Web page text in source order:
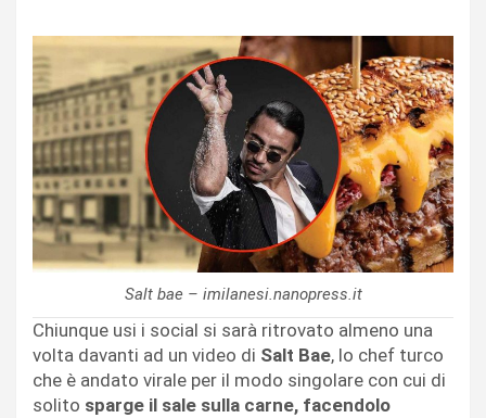
Salt bae – imilanesi.nanopress.it
Chiunque usi i social si sarà ritrovato almeno una
volta davanti ad un video di Salt Bae, lo chef turco
che è andato virale per il modo singolare con cui di
solito sparge il sale sulla carne, facendolo